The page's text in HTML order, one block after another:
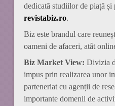
dedicată studiilor de piață și
revistabiz.ro.
Biz este brandul care
oameni de afaceri, atât
Biz Market View: Divizia
impus prin realizarea unor
parteneriat cu agenții de
importante domenii de